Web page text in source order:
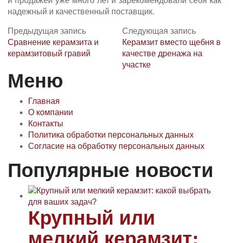
надежный и качественный поставщик.
Предыдущая запись
Сравнение керамзита и
керамзитовый гравий
Следующая запись
Керамзит вместо щебня в
качестве дренажа на
участке
Меню
Главная
О компании
Контакты
Политика обработки персональных данных
Согласие на обработку персональных данных
Популярные новости
Крупный или
мелкий керамзит: